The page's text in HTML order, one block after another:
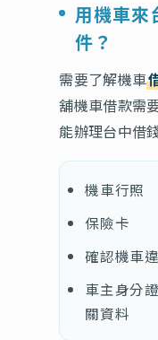
用機車來
件？
需要了解機車
舖機車借款需
能辦理台中借
機車行照
保險卡
確認機車
車主身分
關資料